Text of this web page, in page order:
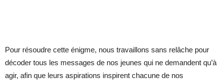
Pour résoudre cette énigme, nous travaillons sans relâche pour
décoder tous les messages de nos jeunes qui ne demandent qu’à
agir, afin que leurs aspirations inspirent chacune de nos